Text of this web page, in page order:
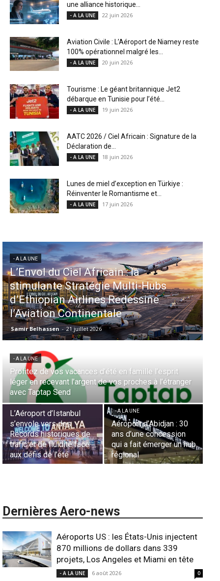
une alliance historique...
- A LA UNE 22 juin 2026
Aviation Civile : L’Aéroport de Niamey reste
100% opérationnel malgré les...
- A LA UNE 20 juin 2026
Tourisme : Le géant britannique Jet2
débarque en Tunisie pour l’été...
- A LA UNE 19 juin 2026
AATC 2026 / Ciel Africain : Signature de la
Déclaration de...
- A LA UNE 18 juin 2026
Lunes de miel d’exception en Türkiye :
Réinventer le Romantisme et...
- A LA UNE 17 juin 2026
- A LA UNE
Aéroports US : les États-Unis
injectent 870 millions de dollars
dans 339 projets, Los Angeles et
Miami en tête
Samir Belhassen - 6 août 2026
- A LA UNE
Aérien & Stratégie : Comment Royal Air Maroc fait de
la diaspora européenne le moteur de son hub de
Casablanca
- A LA UNE
Sécurité des frontières
aériennes en Afrique :
L’appel urgent à
l’harmonisation globale
- A LA UNE
Nominations : Sadri
Essid à la tête de la
Représentation d’Air
France en Tunisie et
Lionel Rault aux
commandes de la région
ANSCO
Dernières Aero-news
Aéroports US : les États-Unis injectent
870 millions de dollars dans 339
projets, Los Angeles et Miami en tête
- A LA UNE 6 août 2026 0